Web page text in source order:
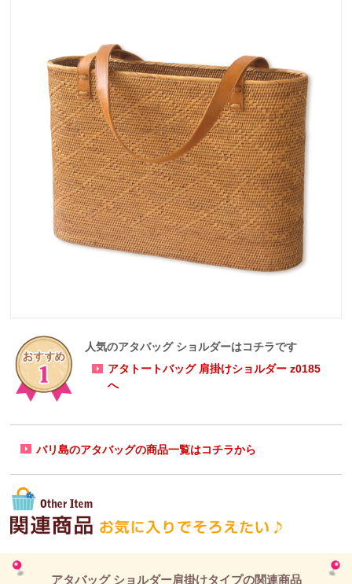
人気のアタバッグ ショルダーはコチラです
アタトートバッグ 肩掛けショルダー z0185
へ
バリ島のアタバッグの商品一覧はコチラから
アタバッグ ショルダー肩掛けタイプの関連商品